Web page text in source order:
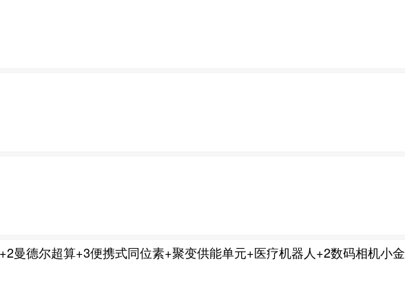
曼德尔超算+3便携式同位素+聚变供能单元+医疗机器人+2数码相机小金